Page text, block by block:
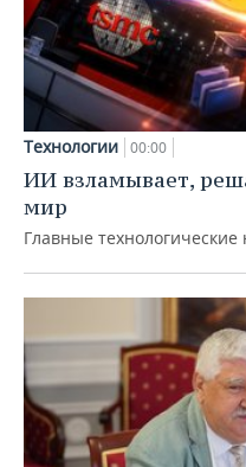
Технологии 00:00
ИИ взламывает,
мир
Главные